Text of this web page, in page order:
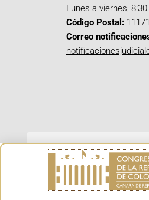
Lunes a viernes,
Código Postal:
Correo